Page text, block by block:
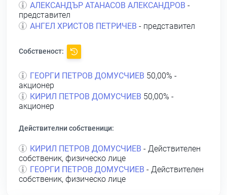
АЛЕКСАНДЪР АТАНАСОВ АЛЕКСАНДРОВ -
представител
АНГЕЛ ХРИСТОВ ПЕТРИЧЕВ - представител
Собственост:
ГЕОРГИ ПЕТРОВ ДОМУСЧИЕВ 50,00% -
акционер
КИРИЛ ПЕТРОВ ДОМУСЧИЕВ 50,00% -
акционер
Действителни собственици:
КИРИЛ ПЕТРОВ ДОМУСЧИЕВ - Действителен
собственик, физическо лице
ГЕОРГИ ПЕТРОВ ДОМУСЧИЕВ - Действителен
собственик, физическо лице